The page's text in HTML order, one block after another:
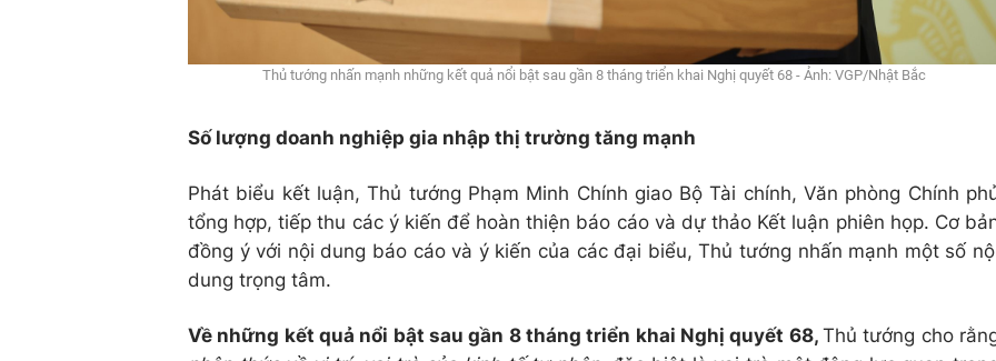
Thủ tướng nhấn mạnh những kết quả nổi bật sau gần 8 tháng triển khai Nghị quyết 68 - Ảnh: VGP/Nhật Bắc
Số lượng doanh nghiệp gia nhập thị trường tăng mạnh
Phát biểu kết luận, Thủ tướng Phạm Minh Chính giao Bộ Tài chính, Văn phòng Chính
tổng hợp, tiếp thu các ý kiến để hoàn thiện báo cáo và dự thảo Kết luận phiên họp. Cơ
đồng ý với nội dung báo cáo và ý kiến của các đại biểu, Thủ tướng nhấn mạnh một số
dung trọng tâm.
Về những kết quả nổi bật sau gần 8 tháng triển khai Nghị quyết 68, Thủ tướng cho